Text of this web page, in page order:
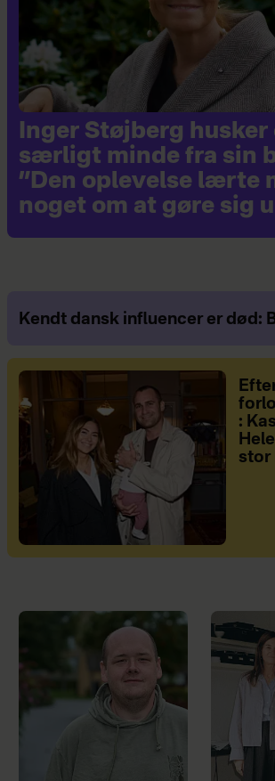
Inger Støjberg husker
særligt minde fra sin
”Den oplevelse lærte
noget om at gøre sig
Kendt dansk influencer er død:
:
stor